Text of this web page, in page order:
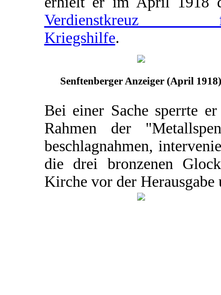
Verdienstkreuz
Kriegshilfe.
Senftenberger Anzeiger (April 1918)
Bei einer Sache sperrte
Rahmen der
beschlagnahmen,
die drei bronzenen
Kirche vor der Herausgabe